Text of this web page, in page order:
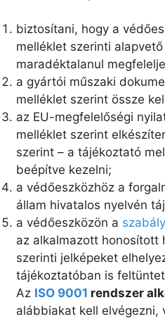
biztosítani, hogy a
melléklet szerinti
maradéktalanul
a gyártói műszaki
melléklet szerint össze
az EU-megfelelőségi
melléklet szerint
szerint – a tájékoztató
beépítve kezelni;
a védőeszközhöz a
állam hivatalos nyelvén
a védőeszközön a
az alkalmazott honosított
szerinti jelképeket
tájékoztatóban is
Az ISO 9001 rendszer
alábbiakat kell elvégezni,